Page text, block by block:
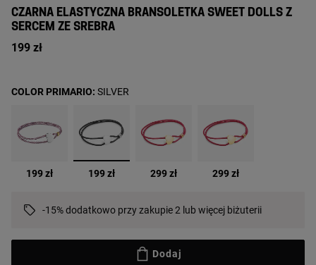
CZARNA ELASTYCZNA BRANSOLETKA SWEET DOLLS Z
SERCEM ZE SREBRA
199 zł
199 zł wybrane
199 zł 299 zł 299 zł
COLOR PRIMARIO: SILVER
-15% dodatkowo przy zakupie 2 lub więcej biżuterii
Dodaj